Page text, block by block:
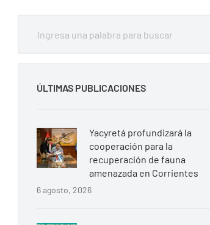
ÚLTIMAS PUBLICACIONES
Yacyretá profundizará la
cooperación para la
recuperación de fauna
amenazada en Corrientes
6 agosto, 2026